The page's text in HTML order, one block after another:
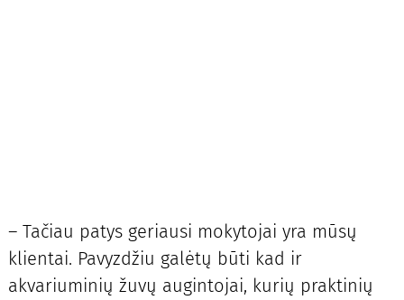
– Tačiau patys geriausi mokytojai yra mūsų
klientai. Pavyzdžiu galėtų būti kad ir
akvariuminių žuvų augintojai, kurių praktinių